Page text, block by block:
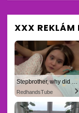
XXX REKLÁM
Stepbrother, why did you show me your dick? Now I want to fuck you with my wet pussy
RedhandsTube